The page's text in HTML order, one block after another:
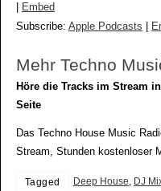
Embed
Subscribe: Apple Podcasts
Mehr Techno
Höre die Tracks im Stream
Seite
Das Techno House Music
Stream, Stunden kostenloser
Tagged Deep House, DJ